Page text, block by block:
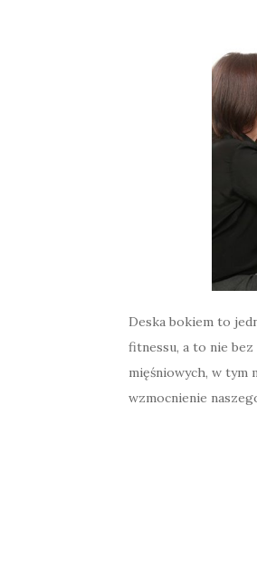
Deska bokiem to
fitnessu, a to nie
mięśniowych, w tym
wzmocnienie